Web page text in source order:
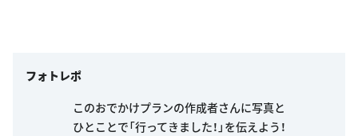
フォトレポ
このおでかけプランの作成者さんに写真と
ひとことで「行ってきました！」を伝えよう！